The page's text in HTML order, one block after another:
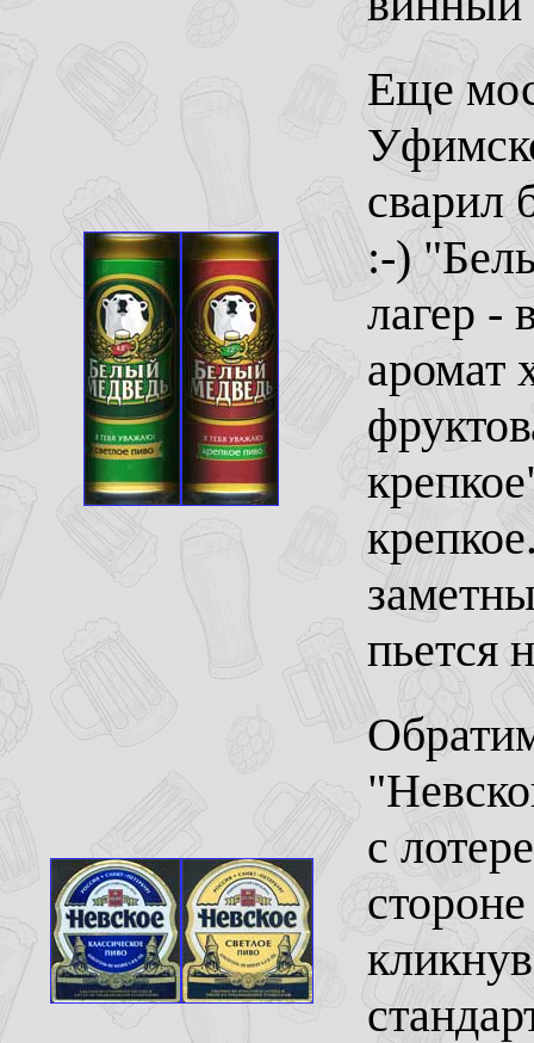
Еще
сварил
:-)
лагер -
аромат
пьется
с